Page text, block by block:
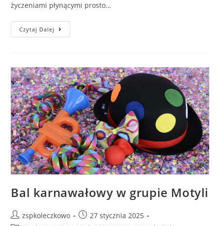
życzeniami płynącymi prosto…
Czytaj Dalej
Bal karnawałowy w grupie Motyli
zspkoleczkowo
27 stycznia 2025